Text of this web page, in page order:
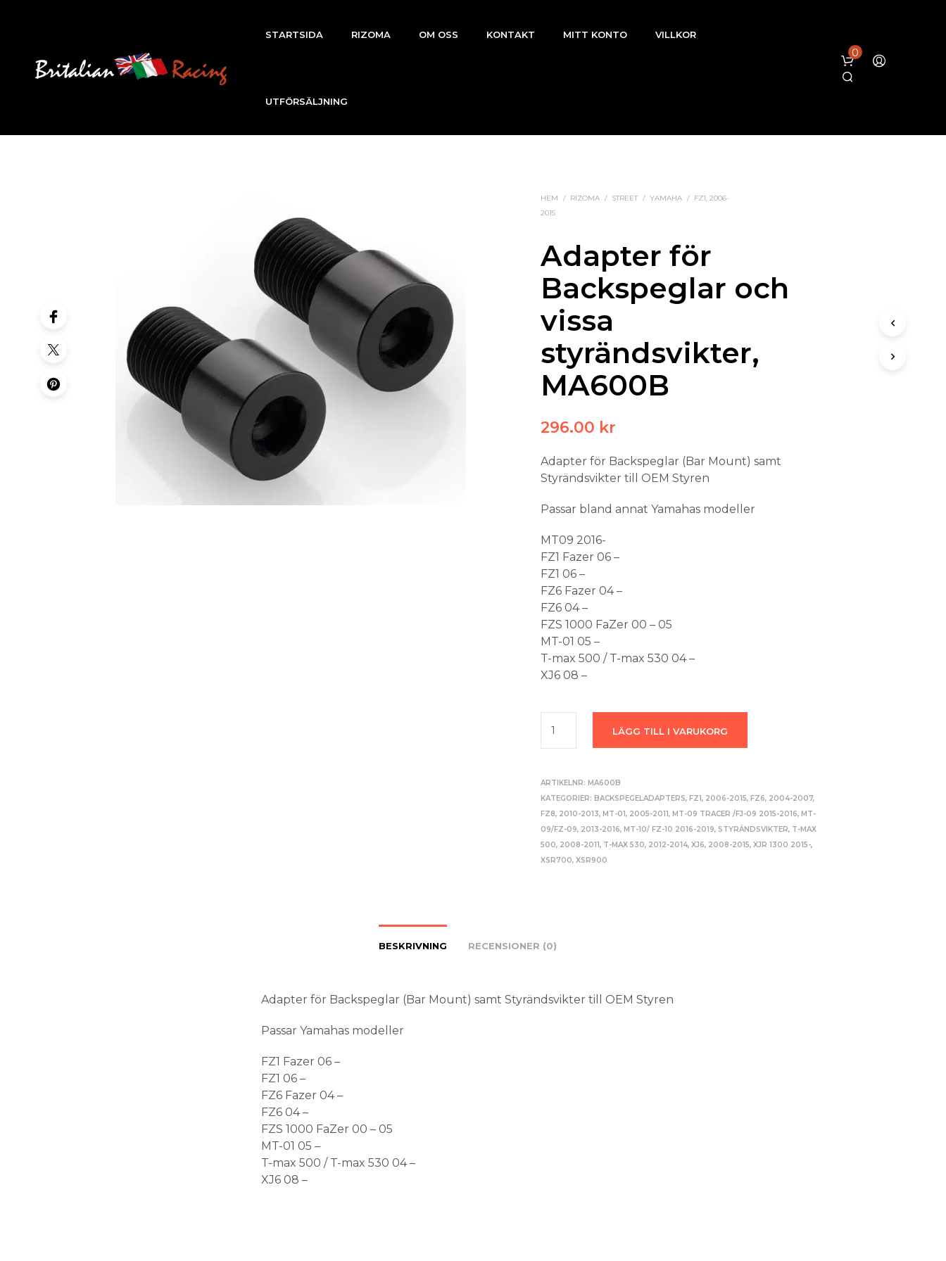
STARTSIDA RIZOMA OM OSS KONTAKT MITT KONTO VILLKOR
UTFÖRSÄLJNING
0
HEM / RIZOMA / STREET / YAMAHA / FZ1, 2006-
2015
Adapter för
Backspeglar och
vissa
styrändsvikter,
MA600B
296.00 kr
Adapter för Backspeglar (Bar Mount) samt
Styrändsvikter till OEM Styren
Passar bland annat Yamahas modeller
MT09 2016-
FZ1 Fazer 06 –
FZ1 06 –
FZ6 Fazer 04 –
FZ6 04 –
FZS 1000 FaZer 00 – 05
MT-01 05 –
T-max 500 / T-max 530 04 –
XJ6 08 –
LÄGG TILL I VARUKORG
ARTIKELNR: MA600B
KATEGORIER: BACKSPEGELADAPTERS, FZ1, 2006-2015, FZ6, 2004-2007,
FZ8, 2010-2013, MT-01, 2005-2011, MT-09 TRACER /FJ-09 2015-2016, MT-
09/FZ-09, 2013-2016, MT-10/ FZ-10 2016-2019, STYRÄNDSVIKTER, T-MAX
500, 2008-2011, T-MAX 530, 2012-2014,XJ6, 2008-2015,XJR 1300 2015-,
XSR700,XSR900
BESKRIVNING RECENSIONER (0)
Adapter för Backspeglar (Bar Mount) samt Styrändsvikter till OEM Styren
Passar Yamahas modeller
FZ1 Fazer 06 –
FZ1 06 –
FZ6 Fazer 04 –
FZ6 04 –
FZS 1000 FaZer 00 – 05
MT-01 05 –
T-max 500 / T-max 530 04 –
XJ6 08 –